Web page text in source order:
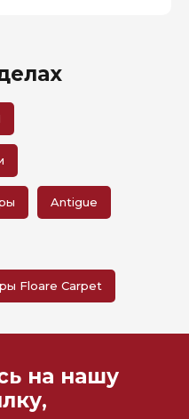
Antigue
Floare Carpet
на нашу